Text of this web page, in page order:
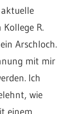
R.
Arschloch.
mit mir
Ich
wie
einem